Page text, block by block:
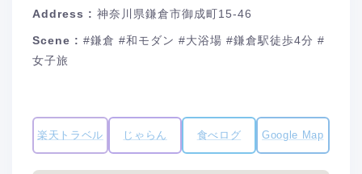
Address : 神奈川県鎌倉市御成町15-46
Scene : #鎌倉 #和モダン #大浴場 #鎌倉駅徒歩4分 #
女子旅
楽天トラベル じゃらん 食べログ Google Map